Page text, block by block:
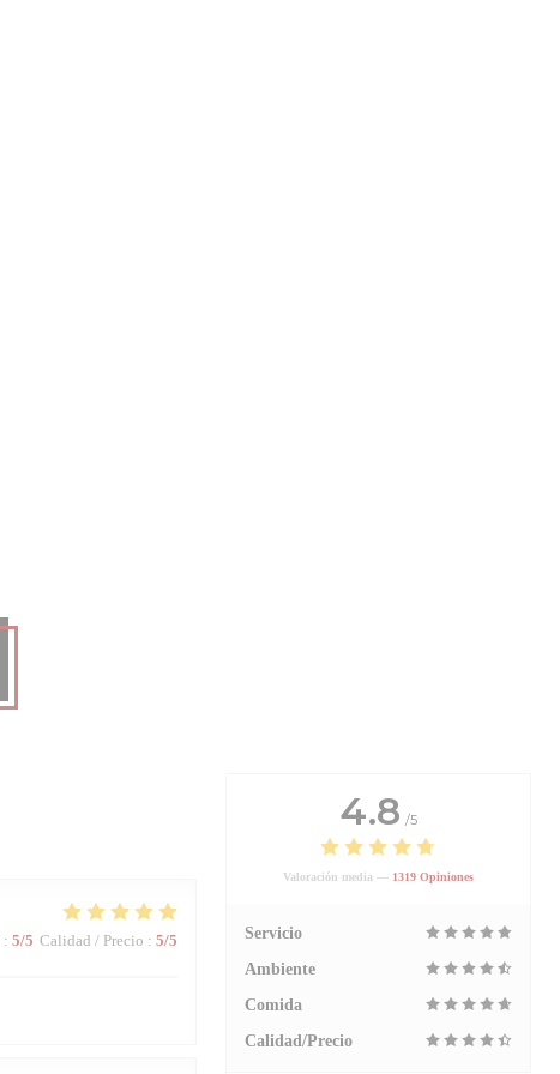
: 5/5 Calidad / Precio : 5/5
4.8 /5
Valoración media — 1319 Opiniones
Servicio
Ambiente
Comida
Calidad/Precio